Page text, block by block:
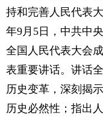
持和完善人民代表
年9月5日，中共中
全国人民代表大会
表重要讲话。讲话
历史变革，深刻揭
历史必然性；指出